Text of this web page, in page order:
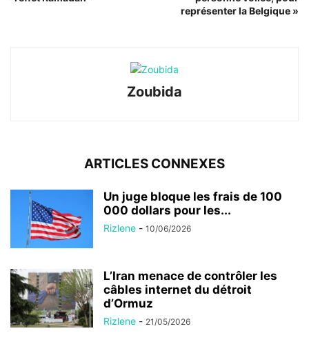
représenter la Belgique »
Zoubida
ARTICLES CONNEXES
Un juge bloque les frais de 100
000 dollars pour les...
Rizlene - 10/06/2026
L’Iran menace de contrôler les
câbles internet du détroit
d’Ormuz
Rizlene - 21/05/2026